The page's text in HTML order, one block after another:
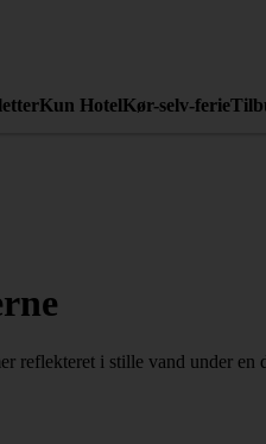
Kun HotelKør-selv-ferie